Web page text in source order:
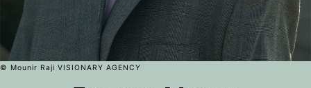
© Mounir Raji VISIONARY AGENCY